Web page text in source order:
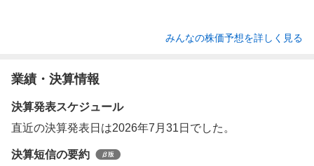
みんなの株価予想を詳しく見る
業績・決算情報
決算発表スケジュール
直近の決算発表日は2026年7月31日でした。
決算短信の要約